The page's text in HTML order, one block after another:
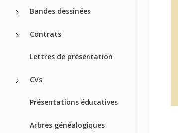
Bandes dessinées
Contrats
Lettres de présentation
CVs
Présentations éducatives
Arbres généalogiques